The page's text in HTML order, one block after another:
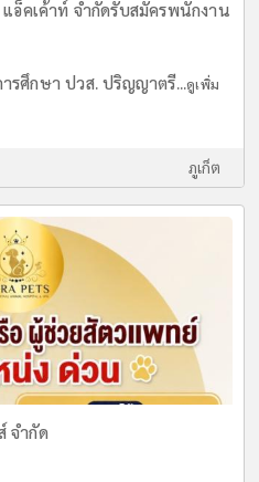
อ็คเค้าท์ จำกัดรับสมัครพนักงาน
รศึกษา ปวส. ปริญญาตรี...ดูเพิ่ม
ภูเก็ต
จำกัด